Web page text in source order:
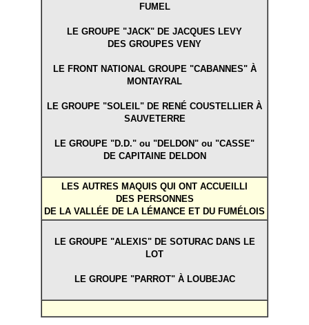
FUMEL
LE GROUPE "JACK" DE JACQUES LEVY
DES GROUPES VENY
LE FRONT NATIONAL GROUPE "CABANNES" À
MONTAYRAL
LE GROUPE "SOLEIL" DE RENÉ COUSTELLIER À
SAUVETERRE
LE GROUPE "D.D." ou "DELDON" ou "CASSE"
DE CAPITAINE DELDON
LES AUTRES MAQUIS QUI ONT ACCUEILLI
DES PERSONNES
DE LA VALLÉE DE LA LÉMANCE ET DU FUMÉLOIS
LE GROUPE "ALEXIS" DE SOTURAC DANS LE
LOT
LE GROUPE "PARROT" À LOUBEJAC